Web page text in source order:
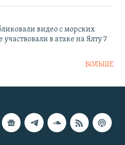
видео с морских
в атаке на Ялту 7
БОЛЬШЕ